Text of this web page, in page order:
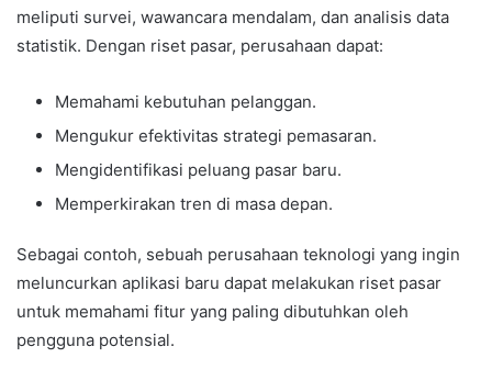
meliputi survei, wawancara mendalam, dan analisis data
statistik. Dengan riset pasar, perusahaan dapat:
Memahami kebutuhan pelanggan.
Mengukur efektivitas strategi pemasaran.
Mengidentifikasi peluang pasar baru.
Memperkirakan tren di masa depan.
Sebagai contoh, sebuah perusahaan teknologi yang ingin
meluncurkan aplikasi baru dapat melakukan riset pasar
untuk memahami fitur yang paling dibutuhkan oleh
pengguna potensial.